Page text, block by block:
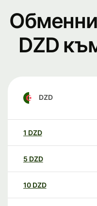
DZD
DZD
1 DZD
5 DZD
10 DZD